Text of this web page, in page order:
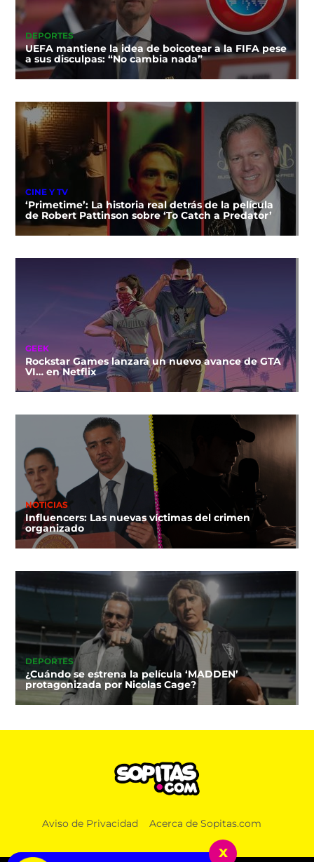
DEPORTES
UEFA mantiene la idea de boicotear a la FIFA pese
a sus disculpas: “No cambia nada”
CINE Y TV
‘Primetime’: La historia real detrás de la película
de Robert Pattinson sobre ‘To Catch a Predator’
GEEK
Rockstar Games lanzará un nuevo avance de GTA
VI… en Netflix
NOTICIAS
Influencers: Las nuevas víctimas del crimen
organizado
DEPORTES
¿Cuándo se estrena la película ‘MADDEN’
protagonizada por Nicolas Cage?
Aviso de Privacidad Acerca de Sopitas.com
x